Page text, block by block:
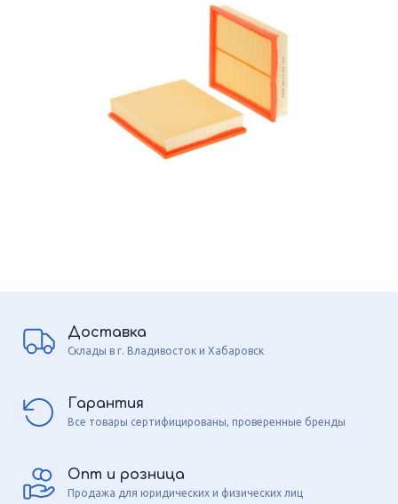
Доставка
Склады в г. Владивосток и Хабаровск
Гарантия
Все товары сертифицированы, проверенные бренды
Опт и розница
Продажа для юридических и физических лиц